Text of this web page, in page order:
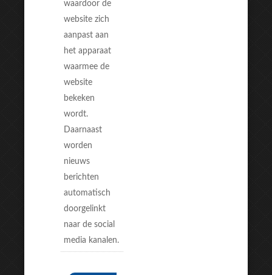
waardoor de
website zich
aanpast aan
het apparaat
waarmee de
website
bekeken
wordt.
Daarnaast
worden
nieuws
berichten
automatisch
doorgelinkt
naar de social
media kanalen.